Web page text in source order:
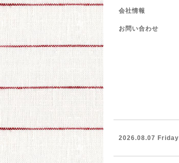
会社情報
お問い合わせ
2026.08.07 Friday